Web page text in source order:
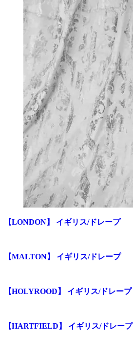
【LONDON】 イギリス/ドレープ
【MALTON】 イギリス/ドレープ
【HOLYROOD】 イギリス/ドレープ
【HARTFIELD】 イギリス/ドレープ